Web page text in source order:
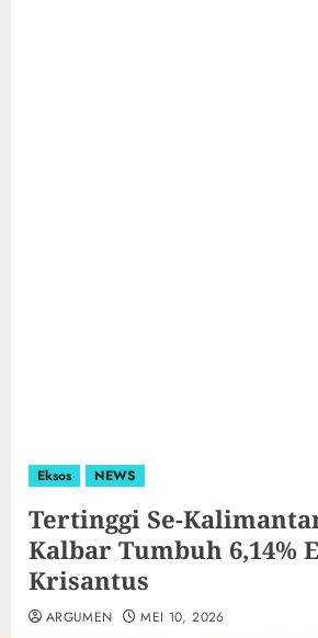
Eksos NEWS
Tertinggi Se-
Kalbar Tumbuh 6,14%
Krisantus
ARGUMEN MEI 10, 2026